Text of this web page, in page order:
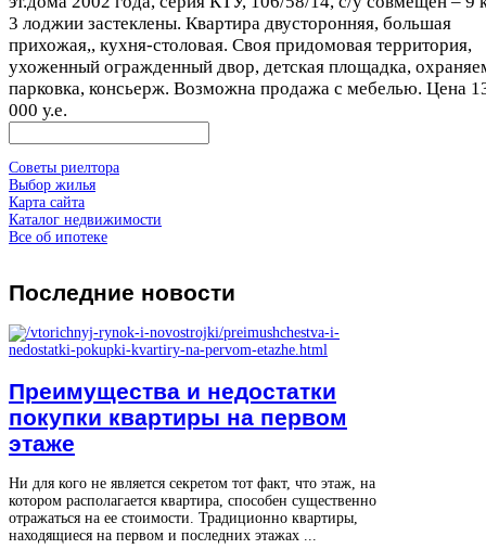
3 лоджии застеклены. Квартира двусторонняя, большая
прихожая,, кухня-столовая. Своя придомовая территория,
ухоженный огражденный двор, детская площадка,
парковка, консьерж. Возможна продажа с мебелью. Цена
000 у.е.
Советы риелтора
Выбор жилья
Карта сайта
Каталог недвижимости
Все об ипотеке
Последние новости
Преимущества и недостатки
покупки квартиры на первом
этаже
Ни для кого не является секретом тот факт, что этаж, на
котором располагается квартира, способен существенно
отражаться на ее стоимости. Традиционно квартиры,
находящиеся на первом и последних этажах ...